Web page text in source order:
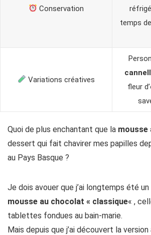
Conservation
temps
Variations créatives
fleur d’
Quoi de plus enchantant que la mousse
dessert qui fait chavirer mes papilles
au Pays Basque ?
Je dois avouer que j’ai longtemps été un
mousse au chocolat « classique« ,
tablettes fondues au bain-marie.
Mais depuis que j’ai découvert la